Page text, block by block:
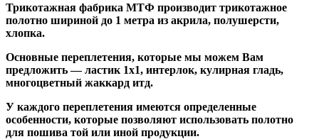
Трикотажная фабрика МТФ производит трикотажное
полотно шириной до 1 метра из акрила, полушерсти,
хлопка.
Основные переплетения, которые мы можем Вам
предложить — ластик 1х1, интерлок, кулирная гладь,
многоцветный жаккард итд.
У каждого переплетения имеются определенные
особенности, которые позволяют использовать полотно
для пошива той или иной продукции.